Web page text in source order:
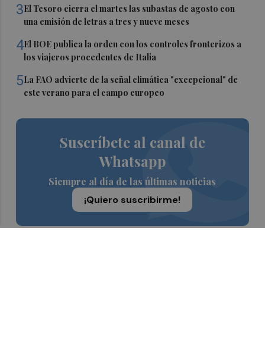
3El Tesoro cierra el martes las subastas de agosto con
una emisión de letras a tres y nueve meses
4El BOE publica la orden con los controles fronterizos a
los viajeros procedentes de Italia
5La FAO advierte de la señal climática "excepcional" de
este verano para el campo europeo
Suscríbete al canal de
Whatsapp
Siempre al día de las últimas noticias
¡Quiero suscribirme!